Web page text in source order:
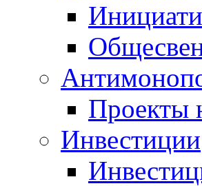
Проекты
Инвестиции